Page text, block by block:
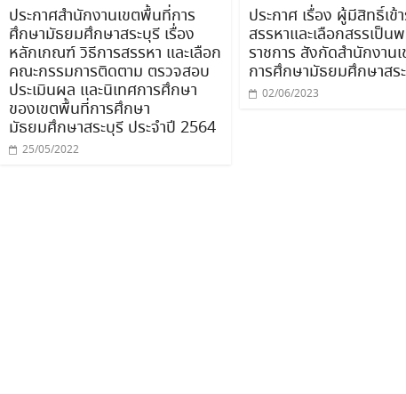
ประกาศสำนักงานเขตพื้นที่การ
ศึกษามัธยมศึกษาสระบุรี เรื่อง
หลักเกณฑ์ วิธีการสรรหา และเลือก
คณะกรรมการติดตาม ตรวจสอบ
ประเมินผล และนิเทศการศึกษา
ของเขตพื้นที่การศึกษา
มัธยมศึกษาสระบุรี ประจำปี 2564
25/05/2022
ประกาศ เรื่อง ผู้มีสิทธิ์เข้
สรรหาและเลือกสรรเป็น
ราชการ สังกัดสำนักงาน
การศึกษามัธยมศึกษาสร
02/06/2023